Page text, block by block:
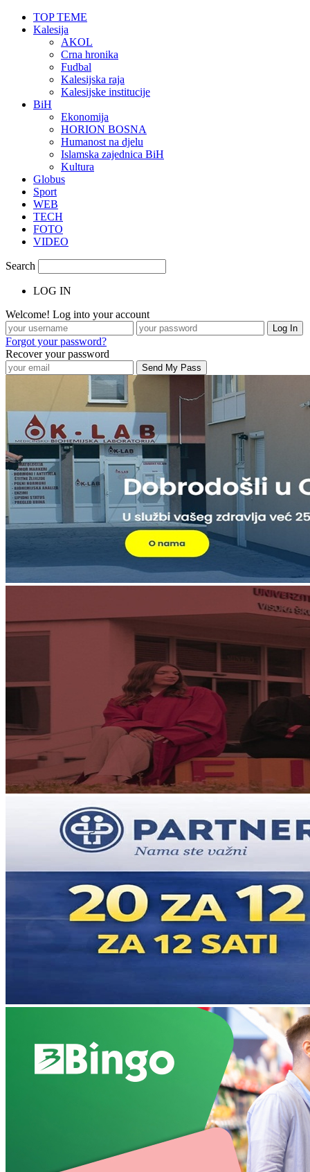
TOP TEME
Kalesija
AKOL
Crna hronika
Fudbal
Kalesijska raja
Kalesijske institucije
BiH
Ekonomija
HORION BOSNA
Humanost na djelu
Islamska zajednica BiH
Kultura
Globus
Sport
WEB
TECH
FOTO
VIDEO
Search
LOG IN
Welcome! Log into your account
Forgot your password?
Recover your password